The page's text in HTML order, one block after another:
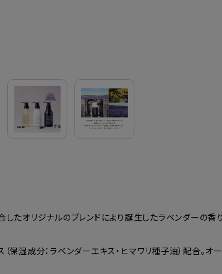
たオリジナルのブレンドにより誕生したラベンダーの香り
湿成分：ラベンダーエキス・ヒマワリ種子油）配合。